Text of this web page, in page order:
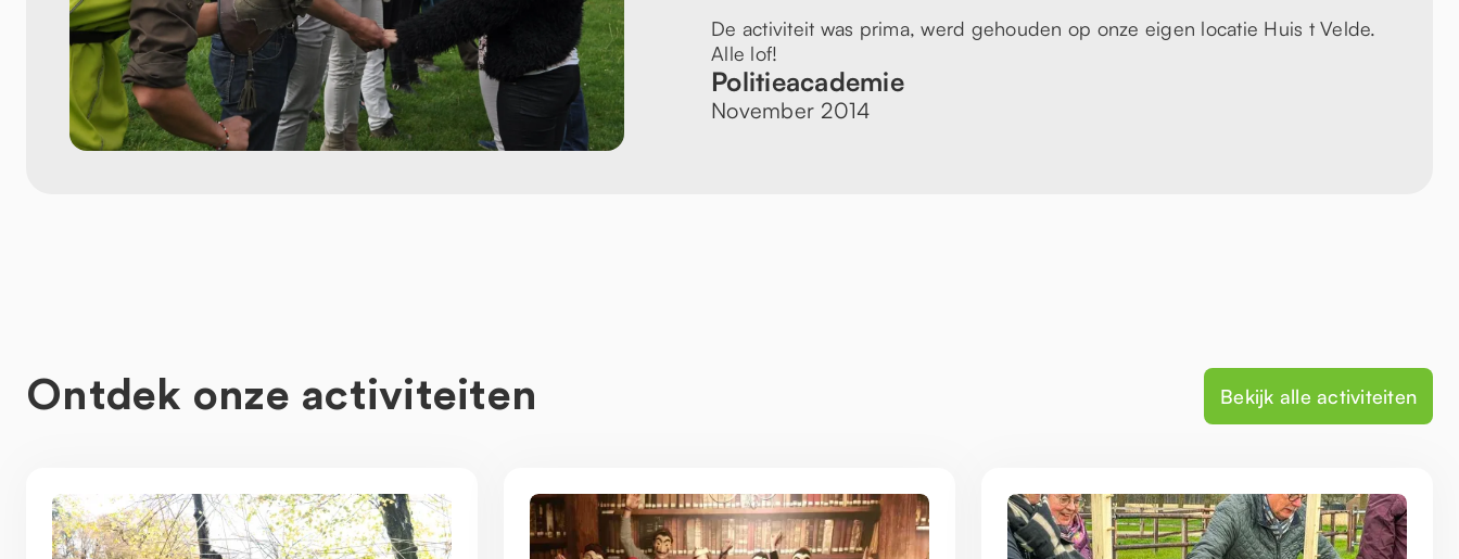
De activiteit was prima, werd gehouden op onze eigen locatie Huis t Velde.
Alle lof!
Politieacademie
November 2014
Ontdek onze activiteiten Bekijk alle activiteiten